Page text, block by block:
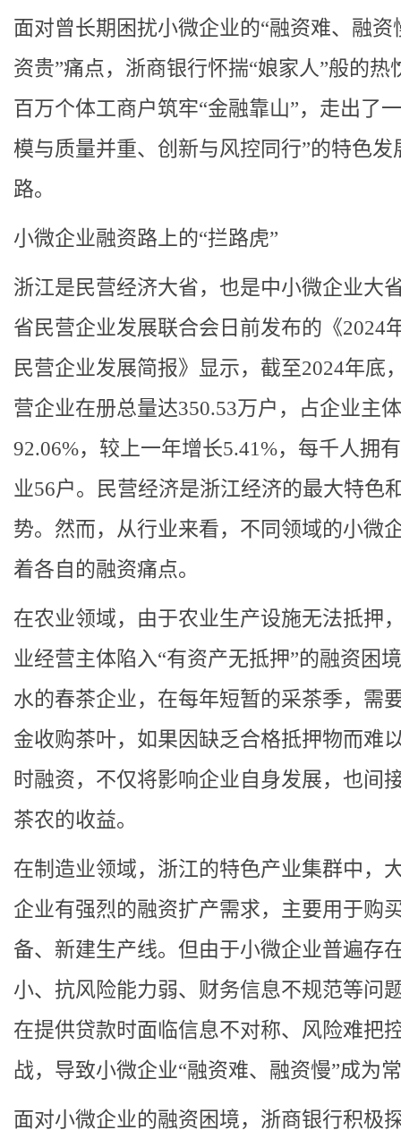
面对曾长期困扰小微企业的“融资难、融资
资贵”痛点，浙商银行怀揣“娘家人”般的热
百万个体工商户筑牢“金融靠山”，走出了
模与质量并重、创新与风控同行”的特色发
路。
小微企业融资路上的“拦路虎”
浙江是民营经济大省，也是中小微企业大
省民营企业发展联合会日前发布的《2024
民营企业发展简报》显示，截至2024年底
营企业在册总量达350.53万户，占企业主
92.06%，较上一年增长5.41%，每千人拥
业56户。民营经济是浙江经济的最大特色
势。然而，从行业来看，不同领域的小微
着各自的融资痛点。
在农业领域，由于农业生产设施无法抵押
业经营主体陷入“有资产无抵押”的融资困
水的春茶企业，在每年短暂的采茶季，需
金收购茶叶，如果因缺乏合格抵押物而难
时融资，不仅将影响企业自身发展，也间
茶农的收益。
在制造业领域，浙江的特色产业集群中，
企业有强烈的融资扩产需求，主要用于购
备、新建生产线。但由于小微企业普遍存
小、抗风险能力弱、财务信息不规范等问
在提供贷款时面临信息不对称、风险难把
战，导致小微企业“融资难、融资慢”成为
面对小微企业的融资困境，浙商银行积极